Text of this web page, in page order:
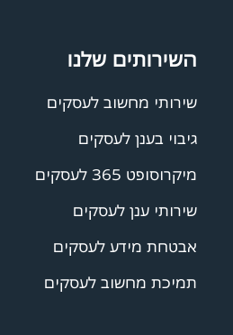
השירותים שלנו
שירותי מחשוב לעסקים
גיבוי בענן לעסקים
מיקרוסופט 365 לעסקים
שירותי ענן לעסקים
אבטחת מידע לעסקים
תמיכת מחשוב לעסקים